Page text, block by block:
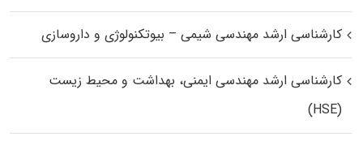
کارشناسی ارشد مهندسی شیمی – بیوتکنولوژی و داروسازی
کارشناسی ارشد مهندسی ایمنی، بهداشت و محیط زیست
(HSE)